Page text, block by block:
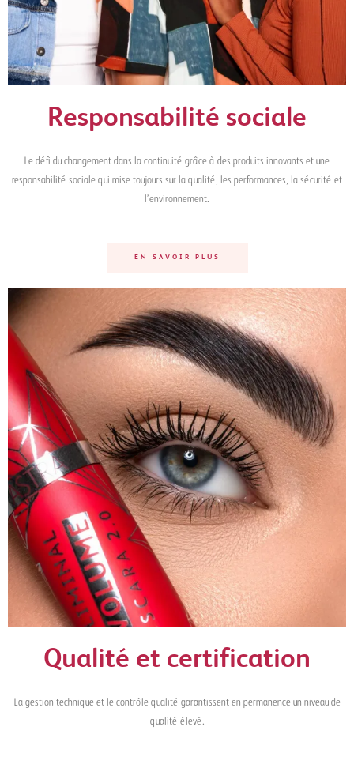
Responsabilité sociale
Le défi du changement dans la continuité grâce à des produits innovants et une
responsabilité sociale qui mise toujours sur la qualité, les performances, la sécurité et
l’environnement.
EN SAVOIR PLUS
Qualité et certification
La gestion technique et le contrôle qualité garantissent en permanence un niveau de
qualité élevé.